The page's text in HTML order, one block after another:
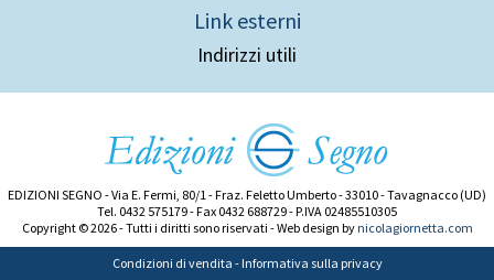
Link esterni
Indirizzi utili
EDIZIONI SEGNO - Via E. Fermi, 80/1 - Fraz. Feletto Umberto - 33010 - Tavagnacco (UD)
Tel. 0432 575179 - Fax 0432 688729 - P.IVA 02485510305
Copyright © 2026 - Tutti i diritti sono riservati - Web design by nicolagiornetta.com
Condizioni di vendita - Informativa sulla privacy